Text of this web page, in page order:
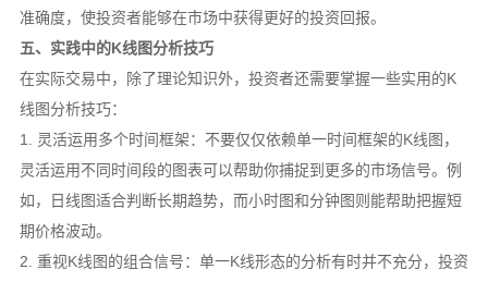
准确度，使投资者能够在市场中获得更好的投资回报。
五、实践中的K线图分析技巧
在实际交易中，除了理论知识外，投资者还需要掌握一些实用的K
线图分析技巧：
1. 灵活运用多个时间框架：不要仅仅依赖单一时间框架的K线图，
灵活运用不同时间段的图表可以帮助你捕捉到更多的市场信号。例
如，日线图适合判断长期趋势，而小时图和分钟图则能帮助把握短
期价格波动。
2. 重视K线图的组合信号：单一K线形态的分析有时并不充分，投资